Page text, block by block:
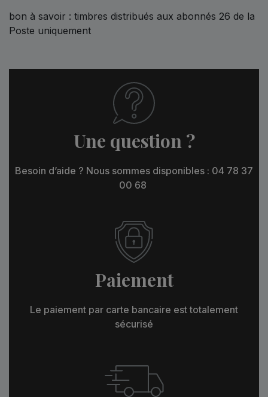
bon à savoir : timbres distribués aux abonnés 26 de la
Poste uniquement
Une question ?
Besoin d’aide ? Nous sommes disponibles : 04 78 37
00 68
Paiement
Le paiement par carte bancaire est totalement
sécurisé